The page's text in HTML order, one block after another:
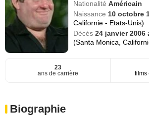
NationalitéAméricain
Naissance 10 octobre
Californie - Etats-Unis)
Décès24 janvier 2006
(Santa Monica,
23
ans de carrière
films
Biographie